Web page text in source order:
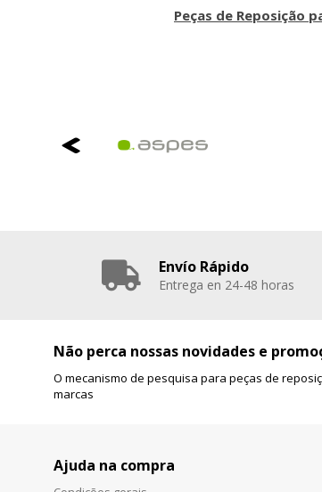
Peças de Reposição
Envío Rápido
Entrega en 24-48 horas
Não perca nossas novidades e
O mecanismo de pesquisa para peças de
marcas
Ajuda na compra